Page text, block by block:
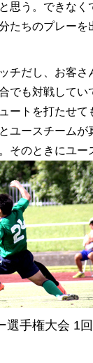
思う。できな
たちのプレーを
チだし、お客
でも対戦して
ートを打たせ
ユースチーム
そのときにユー
選手権大会 1